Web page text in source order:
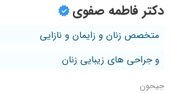
دکتر فاطمه صفوی
متخصص زنان و زایمان و نازایی
و جراحی های زیبایی زنان
جیحون